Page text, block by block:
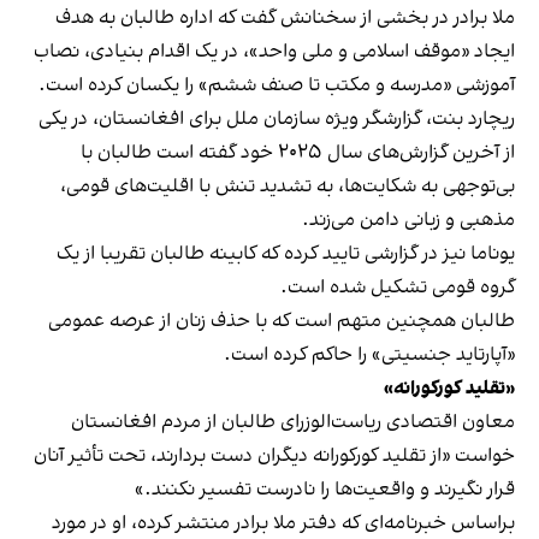
ملا برادر در بخشی از سخنانش گفت که اداره طالبان به هدف
ایجاد «موقف اسلامی و ملی واحد»، در یک اقدام بنیادی، نصاب
آموزشی «مدرسه و مکتب تا صنف ششم» را یکسان کرده است.
ریچارد بنت، گزارشگر ویژه سازمان ملل برای افغانستان، در یکی
از آخرین گزارش‌های سال ۲۰۲۵ خود گفته است طالبان با
بی‌توجهی به شکایت‌ها، به تشدید تنش با اقلیت‌های قومی،
مذهبی و زبانی دامن می‌زند.
یوناما نیز در گزارشی تایید کرده که کابینه طالبان تقریبا از یک
گروه قومی تشکیل شده است.
طالبان همچنین متهم است که با حذف زنان از عرصه عمومی
«آپارتاید جنسیتی» را حاکم کرده است.
«تقلید کورکورانه»
معاون اقتصادی ریاست‌الوزرای طالبان از مردم افغانستان
خواست «از تقلید کورکورانه دیگران دست بردارند، تحت تأثیر آنان
قرار نگیرند و واقعیت‌ها را نادرست تفسیر نکنند.»
براساس خبرنامه‌ای که دفتر ملا برادر منتشر کرده، او در مورد